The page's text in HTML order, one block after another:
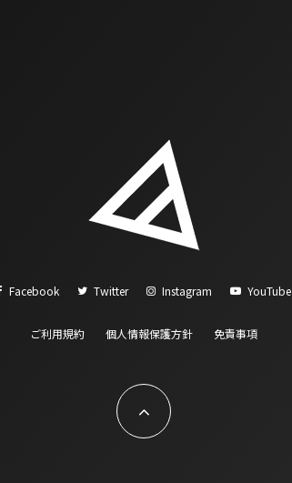
Facebook Twitter Instagram YouTube
ご利用規約 個人情報保護方針 免責事項